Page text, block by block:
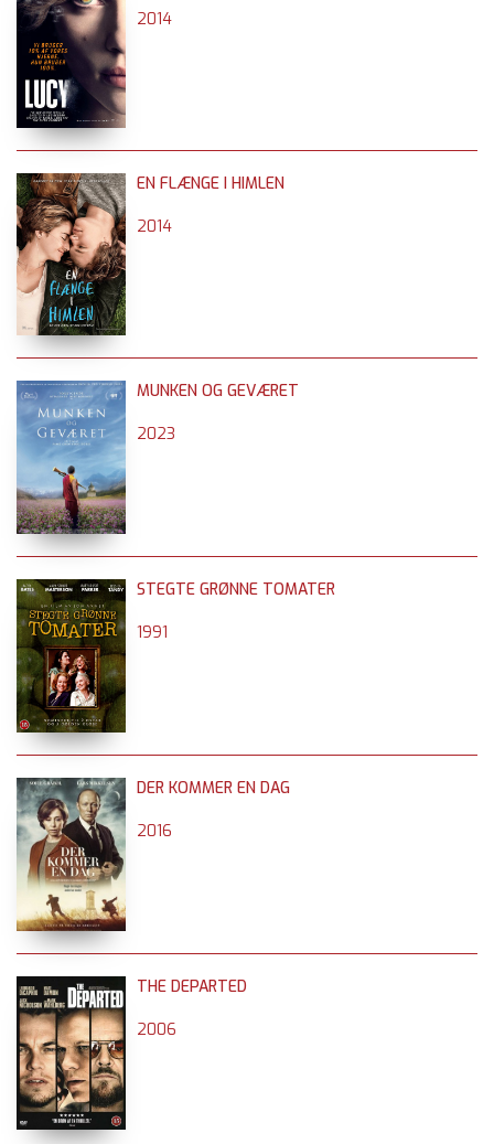
2014
EN FLÆNGE I HIMLEN
2014
MUNKEN OG GEVÆRET
2023
STEGTE GRØNNE TOMATER
1991
DER KOMMER EN DAG
2016
THE DEPARTED
2006